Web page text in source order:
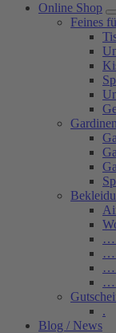
Online Shop
Feines
Gardinen
…
…
…
…
.
Blog / News